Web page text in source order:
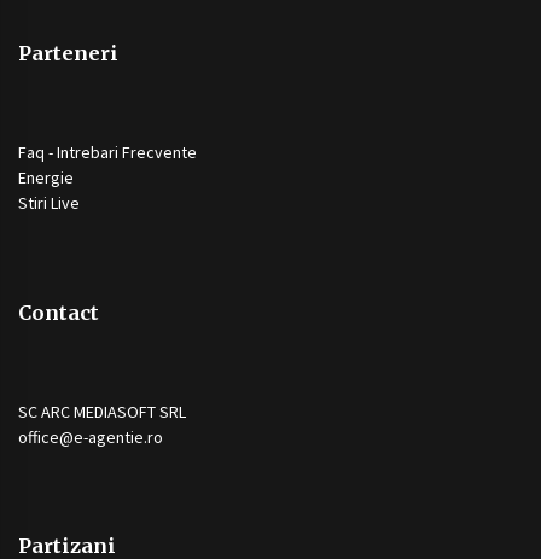
Parteneri
Faq - Intrebari Frecvente
Energie
Stiri Live
Contact
SC ARC MEDIASOFT SRL
office@e-agentie.ro
Partizani